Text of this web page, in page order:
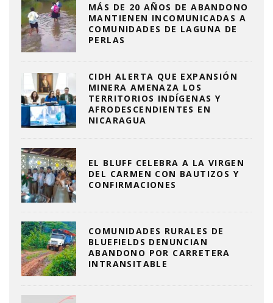
MÁS DE 20 AÑOS DE ABANDONO
MANTIENEN INCOMUNICADAS A
COMUNIDADES DE LAGUNA DE
PERLAS
CIDH ALERTA QUE EXPANSIÓN
MINERA AMENAZA LOS
TERRITORIOS INDÍGENAS Y
AFRODESCENDIENTES EN
NICARAGUA
EL BLUFF CELEBRA A LA VIRGEN
DEL CARMEN CON BAUTIZOS Y
CONFIRMACIONES
COMUNIDADES RURALES DE
BLUEFIELDS DENUNCIAN
ABANDONO POR CARRETERA
INTRANSITABLE